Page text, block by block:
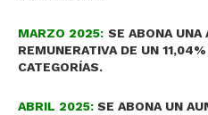
MARZO 2025: SE ABONA UNA
REMUNERATIVA DE UN
CATEGORÍAS.
ABRIL 2025: SE ABONA UN